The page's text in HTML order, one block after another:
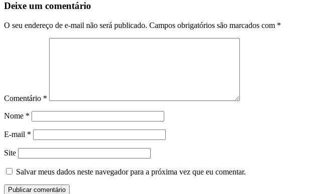
Deixe um comentário
O seu endereço de e-mail não será publicado. Campos obrigatórios são marcados com *
Comentário *
Nome *
E-mail *
Site
Salvar meus dados neste navegador para a próxima vez que eu comentar.